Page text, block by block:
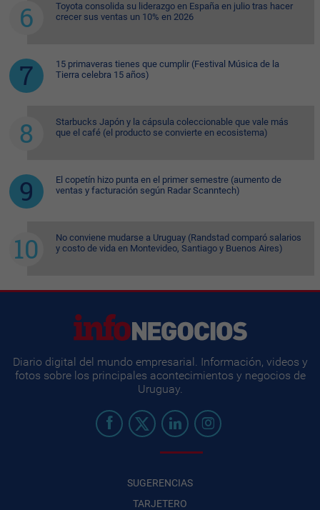
Toyota consolida su liderazgo en España en julio tras hacer
crecer sus ventas un 10% en 2026
15 primaveras tienes que cumplir (Festival Música de la
Tierra celebra 15 años)
Starbucks Japón y la cápsula coleccionable que vale más
que el café (el producto se convierte en ecosistema)
El copetín hizo punta en el primer semestre (aumento de
ventas y facturación según Radar Scanntech)
No conviene mudarse a Uruguay (Randstad comparó salarios
y costo de vida en Montevideo, Santiago y Buenos Aires)
Diario digital del mundo empresarial. Información, videos y
fotos sobre los principales acontecimientos y negocios de
Uruguay.
SUGERENCIAS
TARJETERO